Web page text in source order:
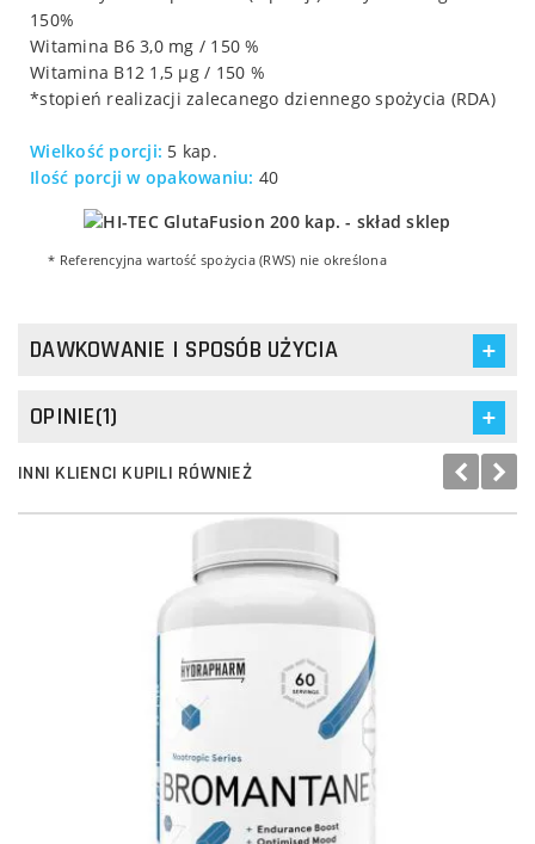
150%
Witamina B6 3,0 mg / 150 %
Witamina B12 1,5 μg / 150 %
*stopień realizacji zalecanego dziennego spożycia (RDA)
Wielkość porcji: 5 kap.
Ilość porcji w opakowaniu: 40
* Referencyjna wartość spożycia (RWS) nie określona
DAWKOWANIE I SPOSÓB UŻYCIA
OPINIE(1)
INNI KLIENCI KUPILI RÓWNIEŻ